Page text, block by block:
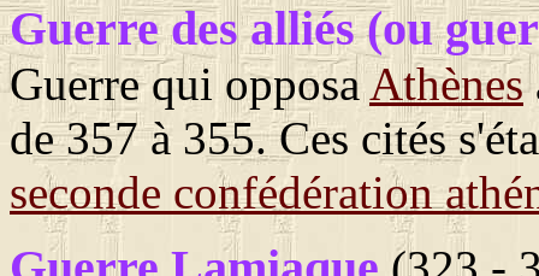
Guerre des alliés (ou
Guerre qui opposaAthènes
de 357 à 355. Ces cités
seconde confédération